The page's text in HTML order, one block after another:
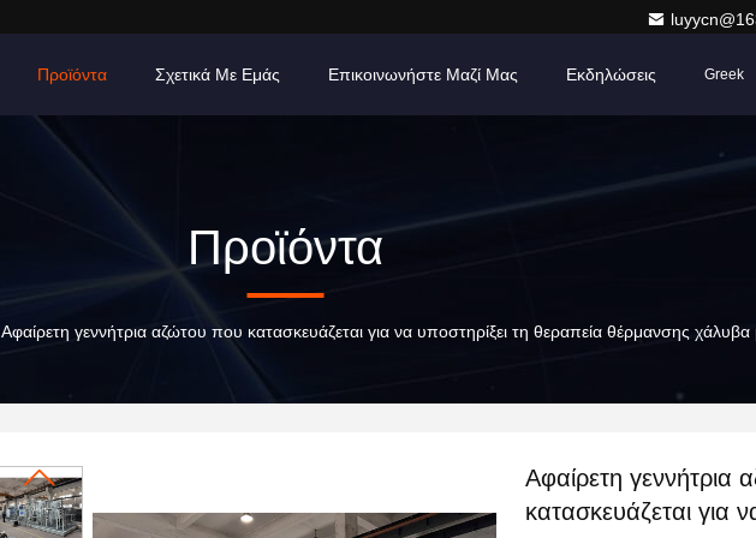
Προϊόντα Σχετικά Με Εμάς Επικοινωνήστε Μαζί Μας Εκδηλώσεις Greek
Προϊόντα
Αφαίρετη γεννήτρια αζώτου που κατασκευάζεται για να υποστηρίξει τη θεραπεία θέρμανσης
Αφαίρετη γεννήτρια
κατασκευάζεται για